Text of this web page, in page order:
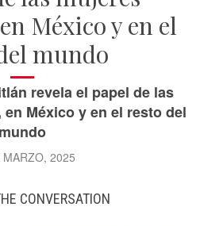
México y en el
mundo
revela el papel de las
México y en el resto del
mundo
MARZO, 2025
CONVERSATION